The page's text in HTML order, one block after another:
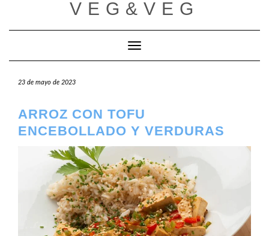
contenido
VEG&VEG
Cambiar modo de navegación
23 de mayo de 2023
ARROZ CON TOFU
ENCEBOLLADO Y VERDURAS